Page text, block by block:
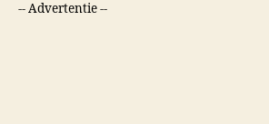
-- Advertentie --